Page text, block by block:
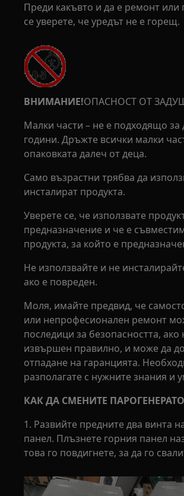
Преди какъвто и да е ремонт или
се уверете, че уредът не е горещ.
ВНИМАНИЕ!ОПАСНОСТ ОТ
Малки части – не е подходящо за
години. Дръжте всички малки
опаковката далеч от деца.
Само възрастни трябва да
инсталират продукта.
Уверете се, че използвате
предназначение и че е
продукта, за който е
Не използвайте и не
ако е повреден.
Моля, имайте предвид, че
или непрофесионален ремонт
последици за безопасността, ако
извършен правилно, и може да
отпадане на гаранцията.
разполагате с нужните знания и
КАК ДА СМЕНИТЕ
1. Развийте предните два винта
панел. Плъзнете горния панел
това го повдигнете, за да го